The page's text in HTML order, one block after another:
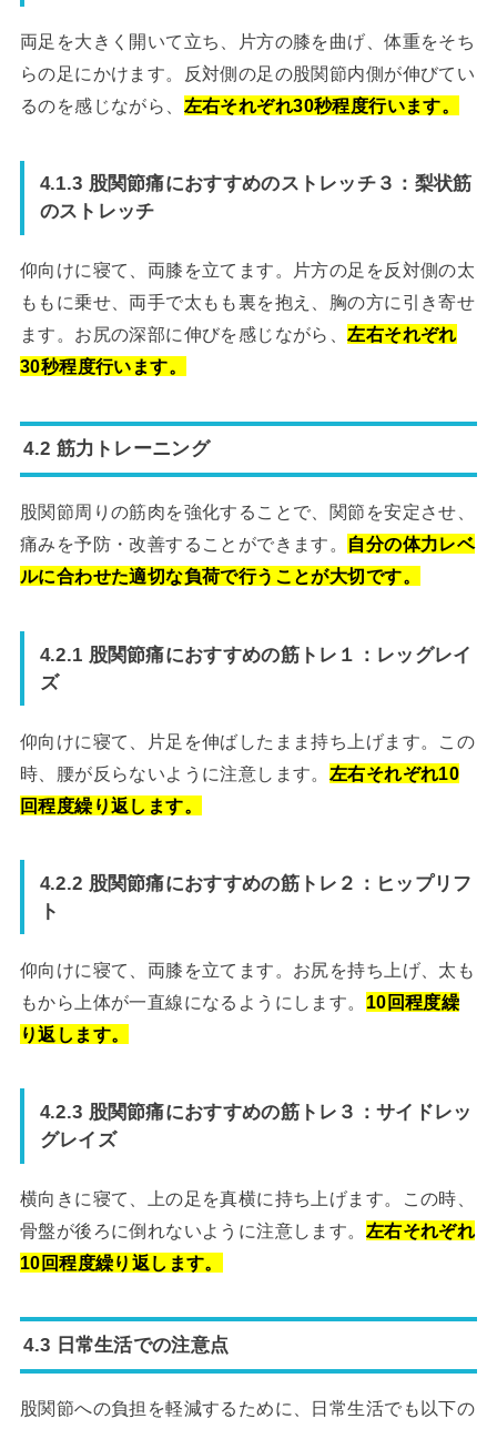
両足を大きく開いて立ち、片方の膝を曲げ、体重をそち
らの足にかけます。反対側の足の股関節内側が伸びてい
るのを感じながら、 左右それぞれ30秒程度行います。
4.1.3 股関節痛におすすめのストレッチ３：梨状筋
のストレッチ
仰向けに寝て、両膝を立てます。片方の足を反対側の太
ももに乗せ、両手で太もも裏を抱え、胸の方に引き寄せ
ます。お尻の深部に伸びを感じながら、左右それぞれ
30秒程度行います。
4.2 筋力トレーニング
股関節周りの筋肉を強化することで、関節を安定させ、
痛みを予防・改善することができます。 自分の体力レベ
ルに合わせた適切な負荷で行うことが大切です。
4.2.1 股関節痛におすすめの筋トレ１：レッグレイ
ズ
仰向けに寝て、片足を伸ばしたまま持ち上げます。この
時、腰が反らないように注意します。 左右それぞれ10
回程度繰り返します。
4.2.2 股関節痛におすすめの筋トレ２：ヒップリフ
ト
仰向けに寝て、両膝を立てます。お尻を持ち上げ、太も
もから上体が一直線になるようにします。 10回程度繰
り返します。
4.2.3 股関節痛におすすめの筋トレ３：サイドレッ
グレイズ
横向きに寝て、上の足を真横に持ち上げます。この時、
骨盤が後ろに倒れないように注意します。 左右それぞれ
10回程度繰り返します。
4.3 日常生活での注意点
股関節への負担を軽減するために、日常生活でも以下の